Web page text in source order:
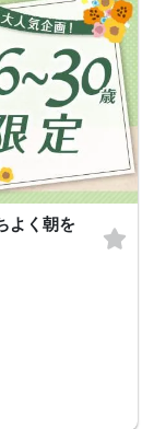
よく朝を